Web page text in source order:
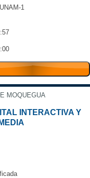
1
MOQUEGUA
INTERACTIVA Y